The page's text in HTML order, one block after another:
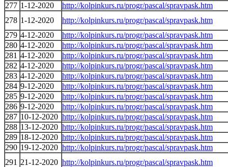
277 1-12-2020
http://kolpinkurs.ru/progr/pascal/spravpask.htm
278 1-12-2020
http://kolpinkurs.ru/progr/pascal/spravpask.htm
279 4-12-2020
http://kolpinkurs.ru/progr/pascal/spravpask.htm
280 4-12-2020
http://kolpinkurs.ru/progr/pascal/spravpask.htm
281 4-12-2020
http://kolpinkurs.ru/progr/pascal/spravpask.htm
282 4-12-2020
http://kolpinkurs.ru/progr/pascal/spravpask.htm
283 4-12-2020
http://kolpinkurs.ru/progr/pascal/spravpask.htm
284 9-12-2020
http://kolpinkurs.ru/progr/pascal/spravpask.htm
285 9-12-2020
http://kolpinkurs.ru/progr/pascal/spravpask.htm
286 9-12-2020
http://kolpinkurs.ru/progr/pascal/spravpask.htm
287 10-12-2020 http://kolpinkurs.ru/progr/pascal/spravpask.htm
288 13-12-2020 http://kolpinkurs.ru/progr/pascal/spravpask.htm
289 18-12-2020 http://kolpinkurs.ru/progr/pascal/spravpask.htm
290 19-12-2020 http://kolpinkurs.ru/progr/pascal/spravpask.htm
291 21-12-2020 http://kolpinkurs.ru/progr/pascal/spravpask.htm